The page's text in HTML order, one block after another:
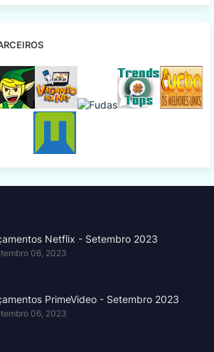
Netflix - Setembro 2023
06, 2023
PrimeVideo - Setembro 2023
06, 2023